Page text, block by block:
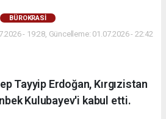
BÜROKRASİ
- 19:28, Güncelleme: 01.07.2026 - 22:42
Tayyip Erdoğan, Kırgızistan
Kulubayev'i kabul etti.